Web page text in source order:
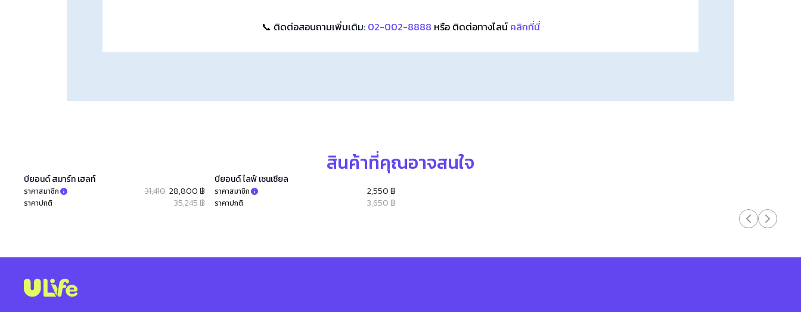
📞 ติดต่อสอบถามเพิ่มเติม: 02-002-8888 หรือ ติดต่อทางไลน์ คลิกที่นี่
สินค้าที่คุณอาจสนใจ
บียอนด์ สมาร์ท เฮลท์​
ราคาสมาชิก 31,410 28,800 ฿
ราคาปกติ 35,245 ฿
บียอนด์ ไลฟ์ เซนเชียล
ราคาสมาชิก 2,550 ฿
ราคาปกติ 3,650 ฿